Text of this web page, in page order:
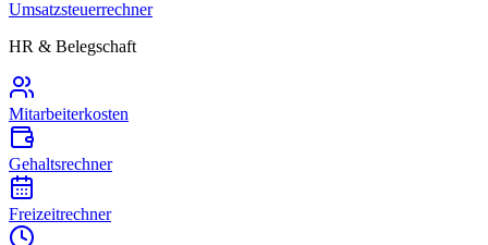
Umsatzsteuerrechner
HR & Belegschaft
Mitarbeiterkosten
Gehaltsrechner
Freizeitrechner